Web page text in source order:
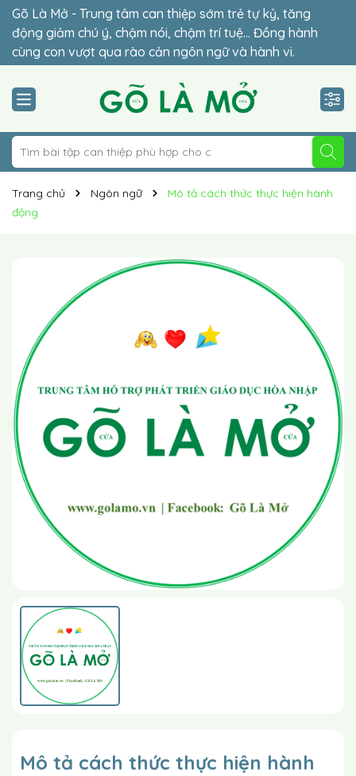
Gõ Là Mở - Trung tâm can thiệp sớm trẻ tự kỷ, tăng
động giảm chú ý, chậm nói, chậm trí tuệ… Đồng hành
cùng con vượt qua rào cản ngôn ngữ và hành vi.
Đừng để lỡ thời điểm vàng (2-6 tuổi) – giai đoạn quyết
định sự hòa nhập của con. Lộ trình cá nhân hóa 1-1 phù
hợp giúp trẻ hòa nhập vững chắc.
Trang chủ Ngôn ngữ
Mô tả cách thức thực hiện hành
động
Mô tả cách thức thực hiện hành